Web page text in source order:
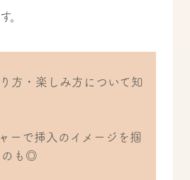
。
方・楽しみ方について知
ーで挿入のイメージを掴
のも◎